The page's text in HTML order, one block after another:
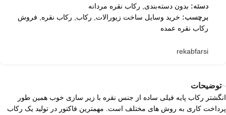
دسته: بدون دسته‌بندی
رکاب نقره مردانه
برچسب: خرید وسایل ساخت زیورالات رکاب رکاب نقره
فروش
رکاب نقره عمده
rekabfarsi
توضیحات
انگشتر رکاب پایه فیلی ساده از جنس نقره با زیر سازی خوب همین طور
پرداخت کاری به روش های مختلف است. مهمترین فاکتور در تولید یک رکاب